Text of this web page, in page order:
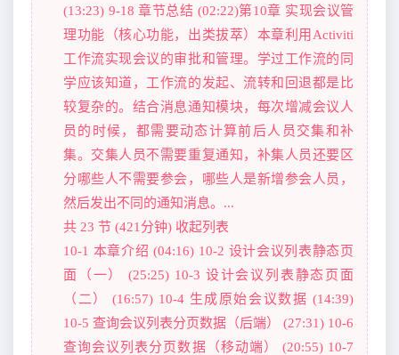
(13:23) 9-18 章节总结 (02:22)第10章 实现会议管
理功能（核心功能，出类拔萃）本章利用Activiti
工作流实现会议的审批和管理。学过工作流的同
学应该知道，工作流的发起、流转和回退都是比
较复杂的。结合消息通知模块，每次增减会议人
员的时候，都需要动态计算前后人员交集和补
集。交集人员不需要重复通知，补集人员还要区
分哪些人不需要参会，哪些人是新增参会人员，
然后发出不同的通知消息。...
共 23 节 (421分钟) 收起列表
10-1 本章介绍 (04:16) 10-2 设计会议列表静态页
面（一） (25:25) 10-3 设计会议列表静态页面
（二） (16:57) 10-4 生成原始会议数据 (14:39)
10-5 查询会议列表分页数据（后端） (27:31) 10-6
查询会议列表分页数据（移动端） (20:55) 10-7